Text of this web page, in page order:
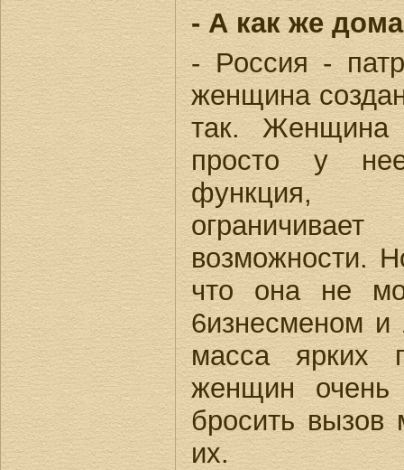
- А как же
- Россия -
женщина
так. Женщина
просто у
функция,
возможности.
что она не
6изнесменом и
масса ярких
женщин
бросить вызов
их.